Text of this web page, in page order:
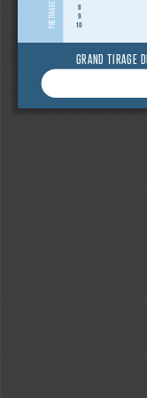
8
9
10
GRAND TIRAGE